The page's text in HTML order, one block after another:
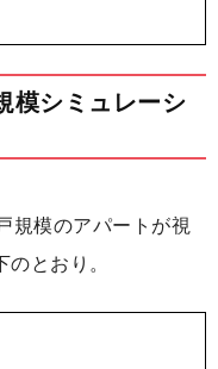
模シミュレーシ
規模のアパートが視
とおり。